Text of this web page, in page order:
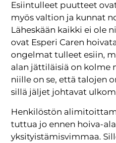
Esiintulleet puutteet
myös valtion ja kunnat
Läheskään kaikki ei ole
ovat Esperi Caren
ongelmat tulleet esiin,
alan jättiläisiä on kolme
niille on se, että talojen
sillä jäljet johtavat
Henkilöstön
tuttua jo ennen hoiva-
yksityistämisvimmaa.